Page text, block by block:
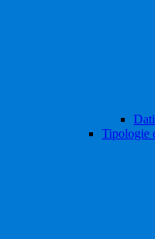
Tipologie